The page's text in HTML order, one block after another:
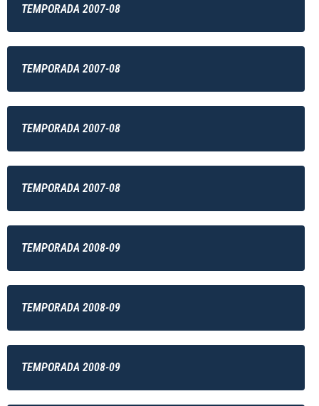
TEMPORADA 2007-08
TEMPORADA 2007-08
TEMPORADA 2007-08
TEMPORADA 2007-08
TEMPORADA 2008-09
TEMPORADA 2008-09
TEMPORADA 2008-09